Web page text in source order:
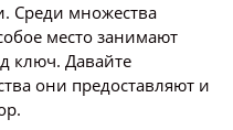
Среди множества
место занимают
ключ. Давайте
они предоставляют и